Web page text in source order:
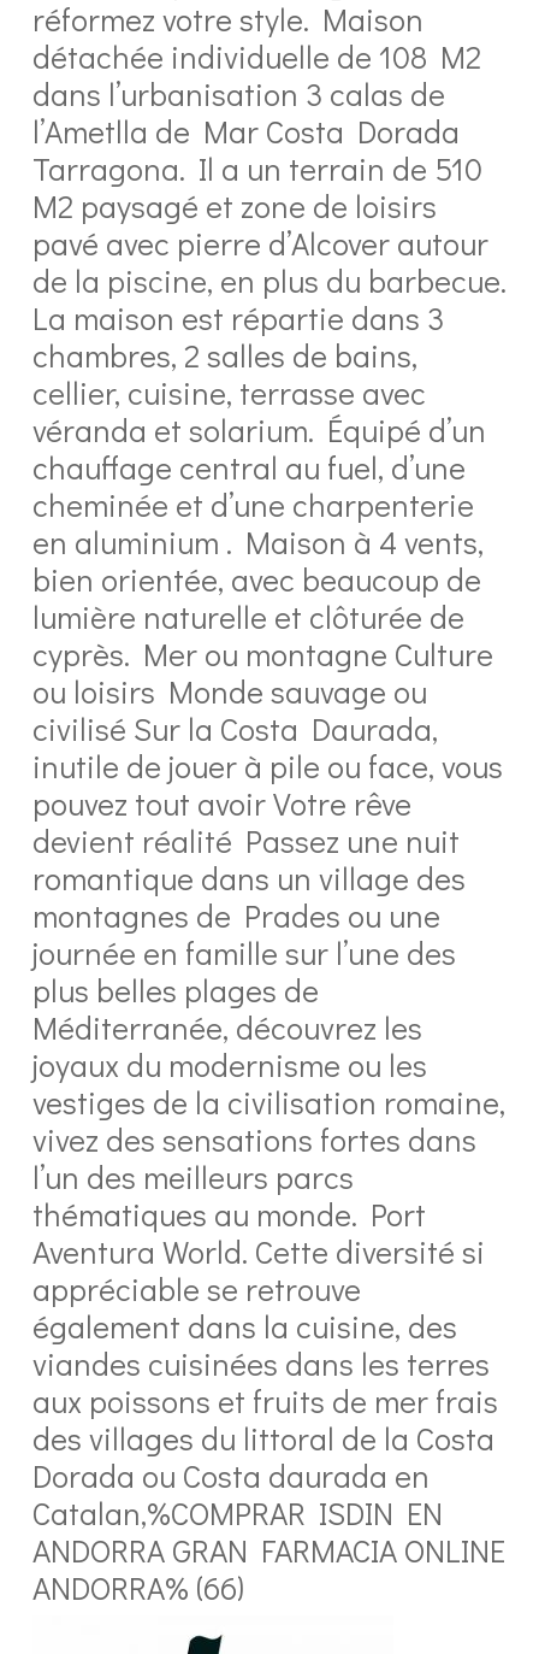
réformez votre style. Maison
détachée individuelle de 108 M2
dans l’urbanisation 3 calas de
l’Ametlla de Mar Costa Dorada
Tarragona. Il a un terrain de 510
M2 paysagé et zone de loisirs
pavé avec pierre d’Alcover autour
de la piscine, en plus du barbecue.
La maison est répartie dans 3
chambres, 2 salles de bains,
cellier, cuisine, terrasse avec
véranda et solarium. Équipé d’un
chauffage central au fuel, d’une
cheminée et d’une charpenterie
en aluminium . Maison à 4 vents,
bien orientée, avec beaucoup de
lumière naturelle et clôturée de
cyprès. Mer ou montagne Culture
ou loisirs Monde sauvage ou
civilisé Sur la Costa Daurada,
inutile de jouer à pile ou face, vous
pouvez tout avoir Votre rêve
devient réalité Passez une nuit
romantique dans un village des
montagnes de Prades ou une
journée en famille sur l’une des
plus belles plages de
Méditerranée, découvrez les
joyaux du modernisme ou les
vestiges de la civilisation romaine,
vivez des sensations fortes dans
l’un des meilleurs parcs
thématiques au monde. Port
Aventura World. Cette diversité si
appréciable se retrouve
également dans la cuisine, des
viandes cuisinées dans les terres
aux poissons et fruits de mer frais
des villages du littoral de la Costa
Dorada ou Costa daurada en
Catalan,%COMPRAR ISDIN EN
ANDORRA GRAN FARMACIA ONLINE
ANDORRA% (66)